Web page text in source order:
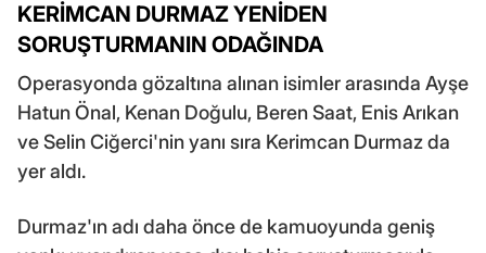
KERİMCAN DURMAZ YENİDEN
SORUŞTURMANIN ODAĞINDA
Operasyonda gözaltına alınan isimler arasında Ayşe
Hatun Önal, Kenan Doğulu, Beren Saat, Enis Arıkan
ve Selin Ciğerci'nin yanı sıra Kerimcan Durmaz da
yer aldı.
Durmaz'ın adı daha önce de kamuoyunda geniş